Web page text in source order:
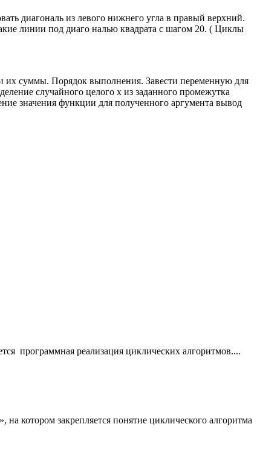
диагональ из левого нижнего угла в правый верхний.
линии под диаго налью квадрата с шагом 20. ( Циклы
их суммы. Порядок выполнения. Завести переменную для
случайного целого х из заданного промежутка
значения функции для полученного аргумента вывод
программная реализация циклических алгоритмов....
котором закрепляется понятие циклического алгоритма